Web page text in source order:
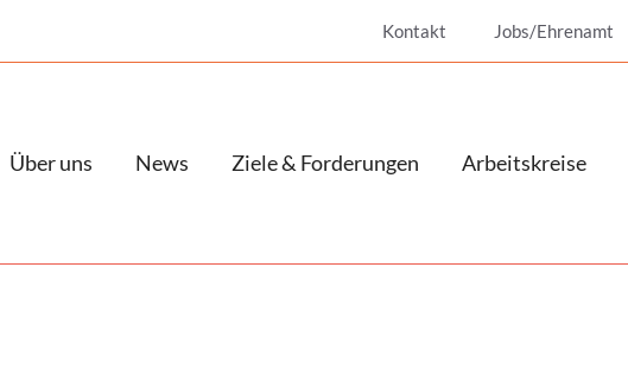
Kontakt Jobs/Ehrenamt
Über uns News Ziele & Forderungen Arbeitskreise